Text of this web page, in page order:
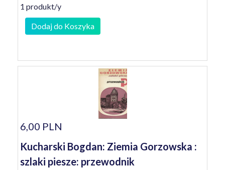
1 produkt/y
Dodaj do Koszyka
6,00 PLN
Kucharski Bogdan: Ziemia Gorzowska :
szlaki piesze: przewodnik